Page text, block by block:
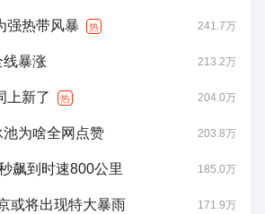
强热带风暴 热 241.7万
线暴涨 213.2万
上新了 热 204.0万
为啥全网点赞 203.8万
飙到时速800公里 185.0万
或将出现特大暴雨 171.9万